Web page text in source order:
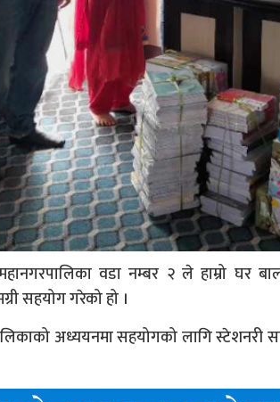
वडा नम्बर २ ले हाम्रो घर
सहयोग गरेको हो ।
अध्ययनमा सहयोगको लागि स्टेशनरी